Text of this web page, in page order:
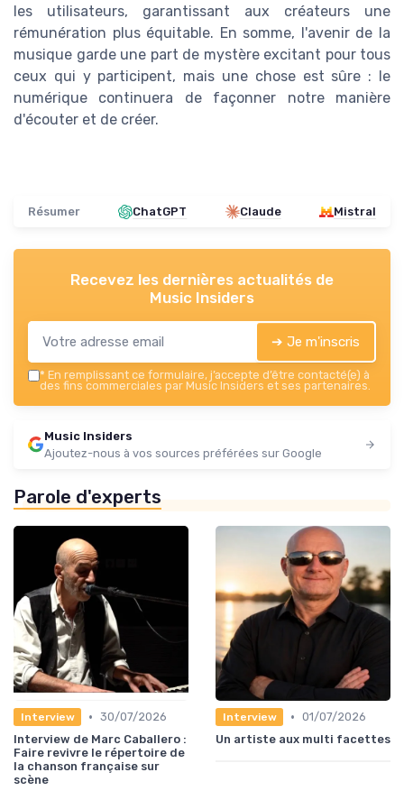
les utilisateurs, garantissant aux créateurs une
rémunération plus équitable. En somme, l'avenir de la
musique garde une part de mystère excitant pour tous
ceux qui y participent, mais une chose est sûre : le
numérique continuera de façonner notre manière
d'écouter et de créer.
Résumer ChatGPT Claude Mistral
Recevez les dernières actualités de
Music Insiders
➔ Je m'inscris
* En remplissant ce formulaire, j’accepte d’être contacté(e) à
des fins commerciales par Music Insiders et ses partenaires.
Music Insiders
Ajoutez-nous à vos sources préférées sur Google
Parole d'experts
Interview • 30/07/2026
Interview de Marc Caballero :
Faire revivre le répertoire de
la chanson française sur
scène
Interview • 01/07/2026
Un artiste aux multi facettes